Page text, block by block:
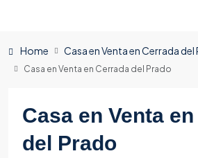
Home Casa en Venta en Cerrada del
Casa en Venta en Cerrada del Prado
Casa en Venta
del Prado